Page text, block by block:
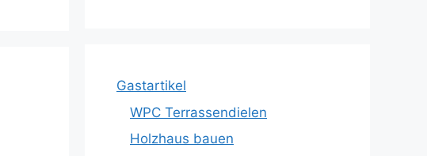
Gastartikel
WPC Terrassendielen
Holzhaus bauen